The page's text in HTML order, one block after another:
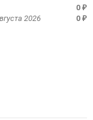
0 ₽
2026 0 ₽